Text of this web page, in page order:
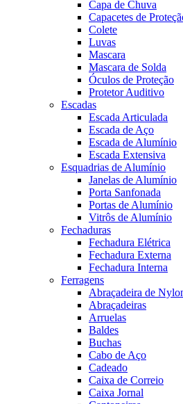
Capa de Chuva
Capacetes de
Colete
Luvas
Mascara
Mascara de Solda
Óculos de Proteção
Protetor Auditivo
Escadas
Escada Articulada
Escada de Aço
Escada de Alumínio
Escada Extensiva
Esquadrias de Alumínio
Janelas de Alumínio
Porta Sanfonada
Portas de Alumínio
Vitrôs de Alumínio
Fechaduras
Fechadura Elétrica
Fechadura Externa
Fechadura Interna
Ferragens
Abraçadeira de
Abraçadeiras
Arruelas
Baldes
Buchas
Cabo de Aço
Cadeado
Caixa de Correio
Caixa Jornal